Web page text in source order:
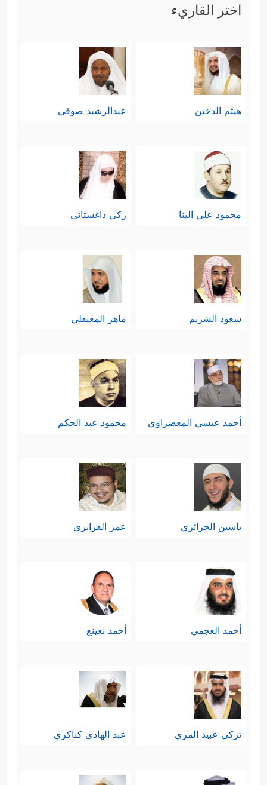
اختر القاريء
هيثم الدخين عبدالرشيد صوفي
محمود علي البنا زكي داغستاني
سعود الشريم ماهر المعيقلي
أحمد عيسي المعصراوي محمود عبد الحكم
ياسين الجزائري عمر القزابري
أحمد العجمي أحمد نعينع
تركي عبيد المري عبد الهادي كناكري